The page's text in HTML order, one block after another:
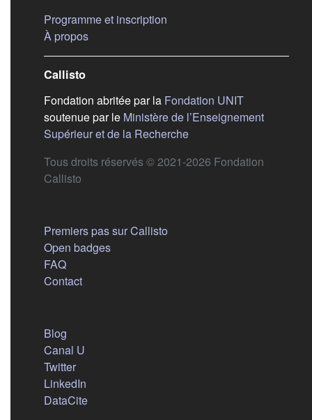
Programme et inscription
À propos(s'ouvre dans un nouvel onglet)
Callisto
Fondation abritée par la Fondation UNIT(s'ouvre
soutenue par le Ministère de l’Enseignement
Supérieur et de la Recherche(s'ouvre dans un nouvel
Tous droits réservés © 2021-2026 Fondation
Callisto
Premiers pas sur Callisto
Open badges
FAQ
Contact
Blog
Canal U
Twitter(s'ouvre dans un nouvel onglet)
LinkedIn
DataCite(s'ouvre dans un nouvel onglet)